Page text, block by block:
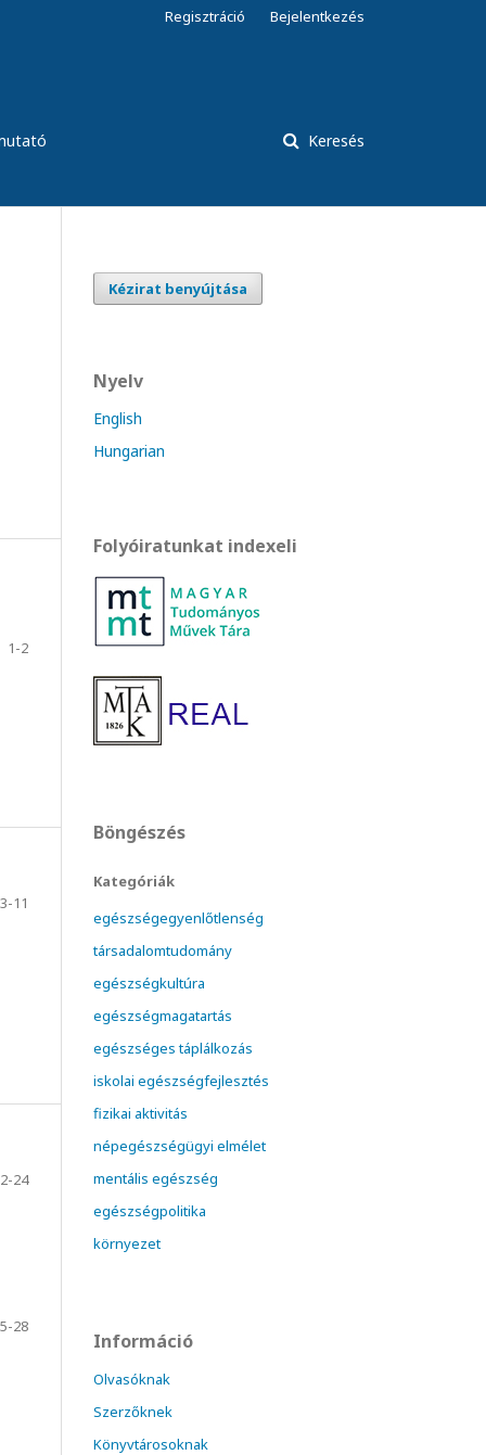
Keresés
Regisztráció Bejelentkezés
1-2
3-11
24
28
Kézirat benyújtása
Nyelv
English
Hungarian
Folyóiratunkat indexeli
Böngészés
Kategóriák
egészségegyenlőtlenség
társadalomtudomány
egészségkultúra
egészségmagatartás
egészséges táplálkozás
iskolai egészségfejlesztés
fizikai aktivitás
népegészségügyi elmélet
mentális egészség
egészségpolitika
környezet
Információ
Olvasóknak
Szerzőknek
Könyvtárosoknak